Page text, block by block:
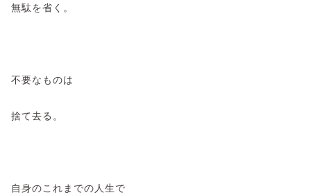
無駄を省く。
不要なものは
捨て去る。
自身のこれまでの人生で